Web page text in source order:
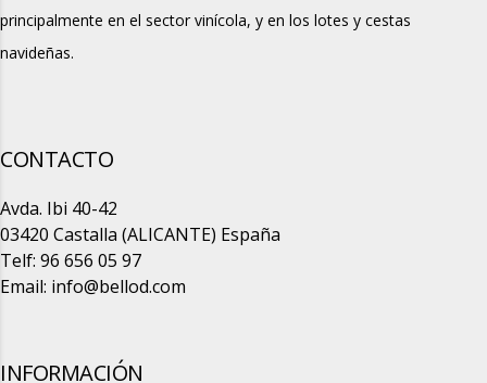
principalmente en el sector vinícola, y en los lotes y cestas
navideñas.
CONTACTO
Avda. Ibi 40-42
03420 Castalla (ALICANTE) España
Telf: 96 656 05 97
Email: info@bellod.com
INFORMACIÓN